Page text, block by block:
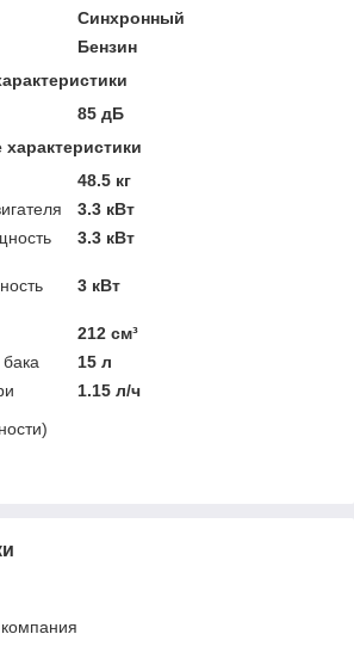
Синхронный
Бензин
85 дБ
48.5 кг
3.3 кВт
3.3 кВт
3 кВт
212 см³
15 л
1.15 л/ч